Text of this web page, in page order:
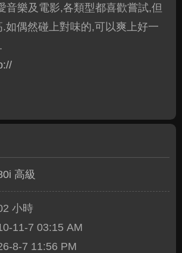
音樂及電影,各類型都喜歡嘗試,但
如偶然碰上對味的,可以爽上好一
高級
小時
11-7 03:15 AM
8-7 11:56 PM